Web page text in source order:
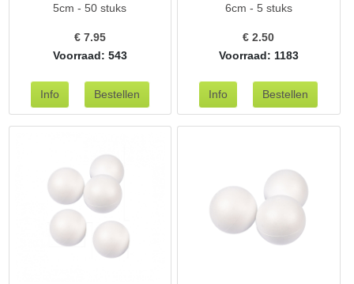
5cm - 50 stuks
€ 7.95
Voorraad: 543
6cm - 5 stuks
€2.50
Voorraad: 1183